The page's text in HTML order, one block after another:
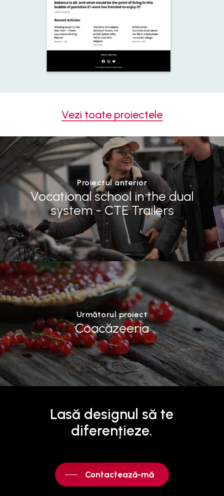
Vezi toate proiectele
Proiectul anterior
Vocational school in the dual
system - CTE Trailers
Următorul proiect
Coacăzeeria
Lasă designul să te
diferențieze.
Contactează-mă